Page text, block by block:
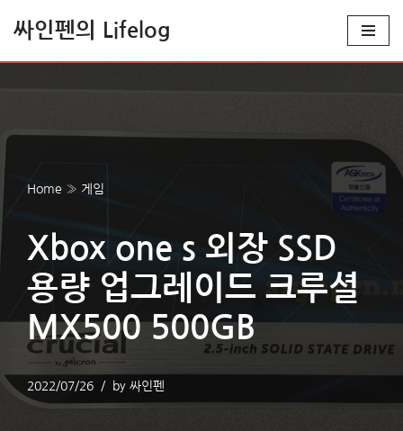
싸인펜의 Lifelog
Home » 게임
Xbox one s 외장 SSD
용량 업그레이드 크루셜
MX500 500GB
2022/07/26 by 싸인펜